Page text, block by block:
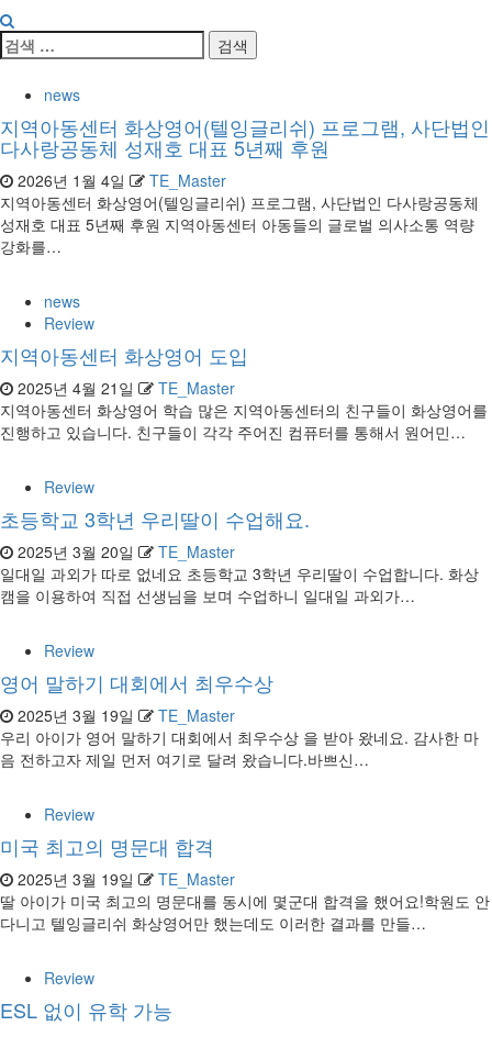
검
색:
수
강
후
기
news
지역아동센터 화상영어(텔잉글리쉬) 프로그램, 사단법인
다사랑공동체 성재호 대표 5년째 후원
2026년 1월 4일
TE_Master
지역아동센터 화상영어(텔잉글리쉬) 프로그램, 사단법인 다사랑공동체
성재호 대표 5년째 후원 지역아동센터 아동들의 글로벌 의사소통 역량
강화를…
news
Review
지역아동센터 화상영어 도입
2025년 4월 21일
TE_Master
지역아동센터 화상영어 학습 많은 지역아동센터의 친구들이 화상영어를
진행하고 있습니다. 친구들이 각각 주어진 컴퓨터를 통해서 원어민…
Review
초등학교 3학년 우리딸이 수업해요.
2025년 3월 20일
TE_Master
일대일 과외가 따로 없네요 초등학교 3학년 우리딸이 수업합니다. 화상
캠을 이용하여 직접 선생님을 보며 수업하니 일대일 과외가…
Review
영어 말하기 대회에서 최우수상
2025년 3월 19일
TE_Master
우리 아이가 영어 말하기 대회에서 최우수상 을 받아 왔네요. 감사한 마
음 전하고자 제일 먼저 여기로 달려 왔습니다.바쁘신…
Review
미국 최고의 명문대 합격
2025년 3월 19일
TE_Master
딸 아이가 미국 최고의 명문대를 동시에 몇군대 합격을 했어요!학원도 안
다니고 텔잉글리쉬 화상영어만 했는데도 이러한 결과를 만들…
Review
ESL 없이 유학 가능